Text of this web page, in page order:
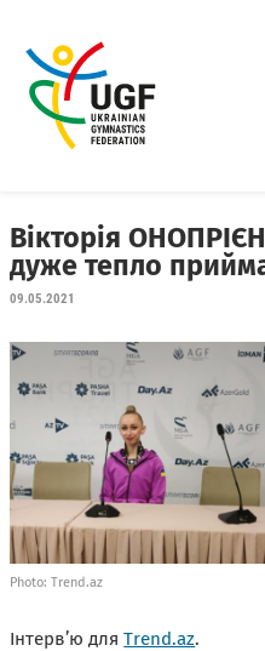
Вікторія
дуже тепло
09.05.2021
Photo: Trend.az
Інтерв’ю дляTrend.az.